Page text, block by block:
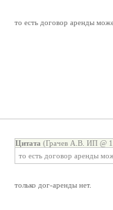
то есть договор аренды
Цитата (Грачев А.В. ИП @
то есть договор аренды
только дог-аренды нет.